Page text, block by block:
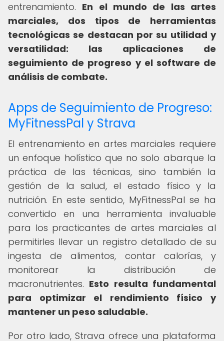
entrenamiento. En el mundo de las artes
marciales, dos tipos de herramientas
tecnológicas se destacan por su utilidad y
versatilidad: las aplicaciones de
seguimiento de progreso y el software de
análisis de combate.
Apps de Seguimiento de Progreso:
MyFitnessPal y Strava
El entrenamiento en artes marciales requiere
un enfoque holístico que no solo abarque la
práctica de las técnicas, sino también la
gestión de la salud, el estado físico y la
nutrición. En este sentido, MyFitnessPal se ha
convertido en una herramienta invaluable
para los practicantes de artes marciales al
permitirles llevar un registro detallado de su
ingesta de alimentos, contar calorías, y
monitorear la distribución de
macronutrientes. Esto resulta fundamental
para optimizar el rendimiento físico y
mantener un peso saludable.
Por otro lado, Strava ofrece una plataforma